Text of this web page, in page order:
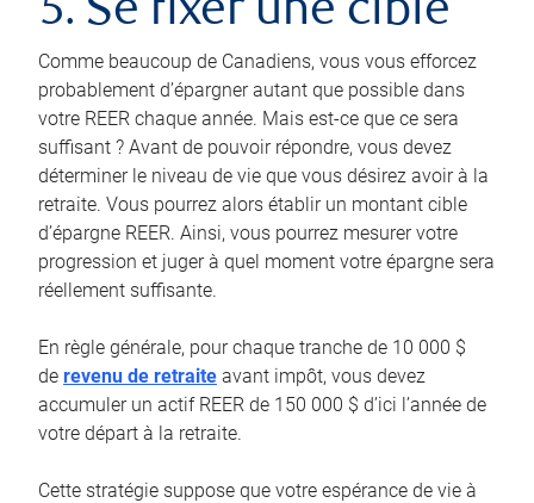
5. Se fixer une cible
Comme beaucoup de Canadiens, vous vous efforcez
probablement d’épargner autant que possible dans
votre REER chaque année. Mais est-ce que ce sera
suffisant ? Avant de pouvoir répondre, vous devez
déterminer le niveau de vie que vous désirez avoir à la
retraite. Vous pourrez alors établir un montant cible
d’épargne REER. Ainsi, vous pourrez mesurer votre
progression et juger à quel moment votre épargne sera
réellement suffisante.
En règle générale, pour chaque tranche de 10 000 $
de revenu de retraite avant impôt, vous devez
accumuler un actif REER de 150 000 $ d’ici l’année de
votre départ à la retraite.
Cette stratégie suppose que votre espérance de vie à